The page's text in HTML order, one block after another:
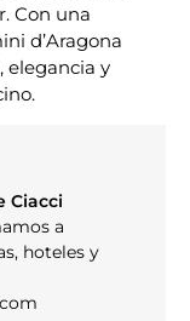
Con una
d’Aragona
elegancia y
Ciacci
a
hoteles y